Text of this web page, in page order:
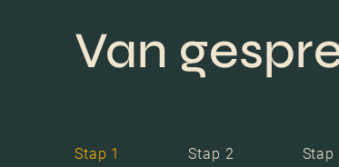
Van
Stap 1 Stap 2 Stap